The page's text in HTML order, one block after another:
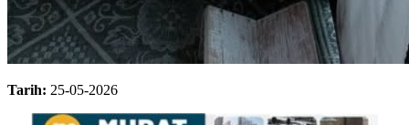
Tarih: 25-05-2026